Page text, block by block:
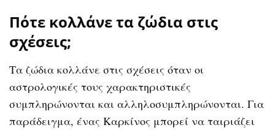
Πότε κολλάνε τα ζώδια στις
σχέσεις;
Τα ζώδια κολλάνε στις σχέσεις όταν οι
αστρολογικές τους χαρακτηριστικές
συμπληρώνονται και αλληλοσυμπληρώνονται. Για
παράδειγμα, ένας Καρκίνος μπορεί να ταιριάζει